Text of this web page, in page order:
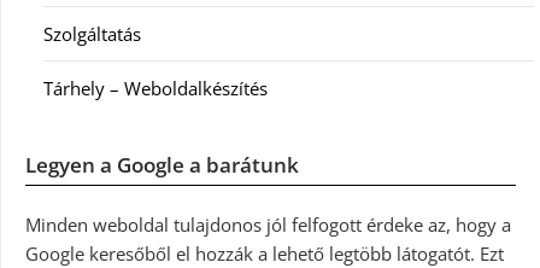
Szolgáltatás
Tárhely – Weboldalkészítés
Legyen a Google a barátunk
Minden weboldal tulajdonos jól felfogott érdeke az, hogy a
Google keresőből el hozzák a lehető legtöbb látogatót. Ezt